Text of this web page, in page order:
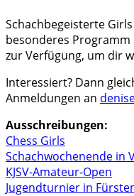
Schachbegeisterte
besonderes
zur Verfügung, um dir
Interessiert? Dann
Anmeldungen an
Ausschreibungen:
Chess Girls
Schachwochenende in
KJSV-Amateur-Open
Jugendturnier in